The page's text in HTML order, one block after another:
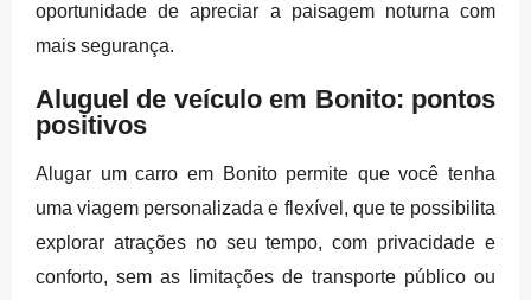
oportunidade de apreciar a paisagem noturna com
mais segurança.
Aluguel de veículo em Bonito: pontos
positivos
Alugar um carro em Bonito permite que você tenha
uma viagem personalizada e flexível, que te possibilita
explorar atrações no seu tempo, com privacidade e
conforto, sem as limitações de transporte público ou